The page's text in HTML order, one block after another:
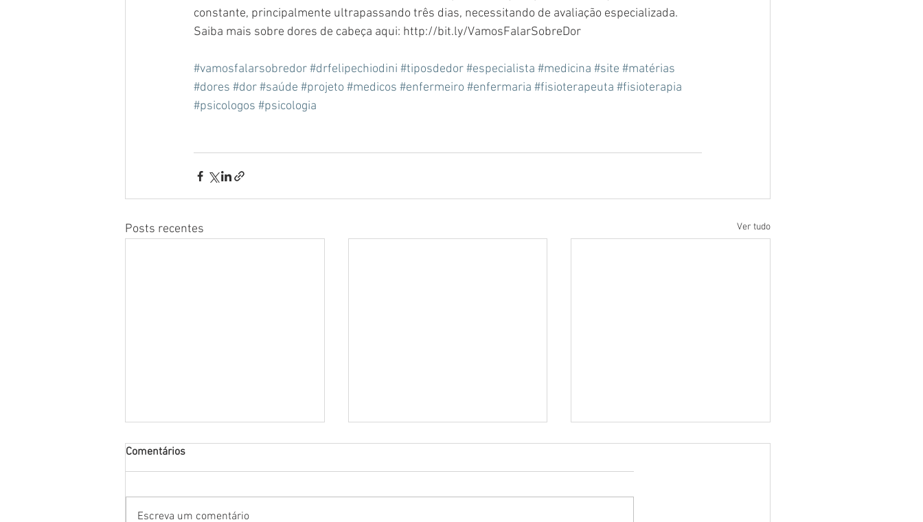
constante, principalmente ultrapassando três dias, necessitando de avaliação especializada.
Saiba mais sobre dores de cabeça aqui: http://bit.ly/VamosFalarSobreDor
#vamosfalarsobredor#drfelipechiodini #tiposdedor#especialista #medicina #site #matérias
#dores #dor#saúde #projeto #medicos #enfermeiro #enfermaria #fisioterapeuta #fisioterapia
#psicologos #psicologia
Posts recentes Ver tudo
Comentários
Escreva um comentário